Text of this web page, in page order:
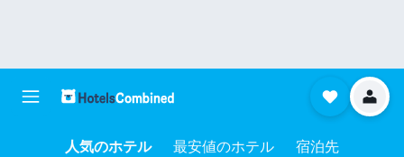
人気のホテル 最安値のホテル 宿泊先